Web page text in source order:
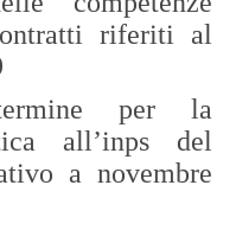
riferiti al
per la
all’inps del
a novembre